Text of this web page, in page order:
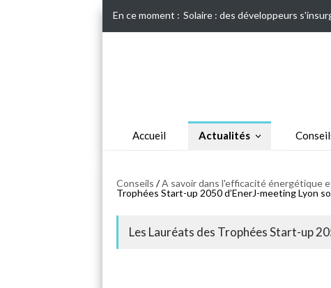
En ce moment : Solaire : des développeurs
Accueil Actualités
Conseils /A savoir dans l'efficacité énergétique
Trophées Start-up 2050 d’EnerJ-meeting Lyon
Les Lauréats des Trophées Start-up